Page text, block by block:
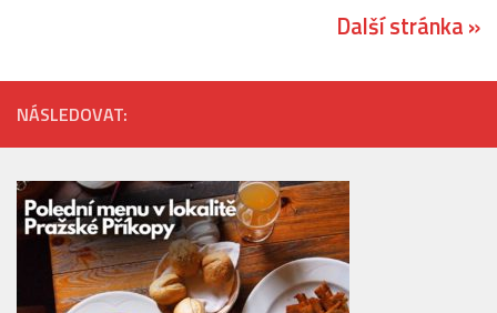
Další stránka »
NÁSLEDOVAT: